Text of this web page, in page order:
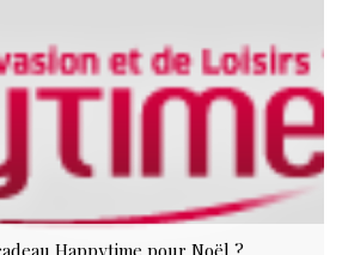
Happytime pour Noël ?